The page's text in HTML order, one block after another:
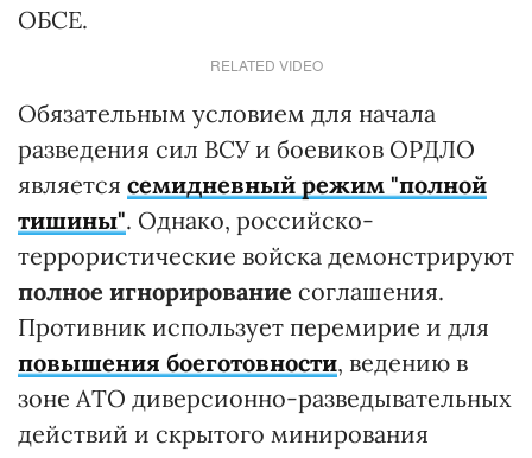
ОБСЕ.
RELATED VIDEO
Обязательным условием для начала
разведения сил ВСУ и боевиков ОРДЛО
является семидневный режим "полной
тишины". Однако, российско-
террористические войска демонстрируют
полное игнорирование соглашения.
Противник использует перемирие и для
повышения боеготовности, ведению в
зоне АТО диверсионно-разведывательных
действий и скрытого минирования